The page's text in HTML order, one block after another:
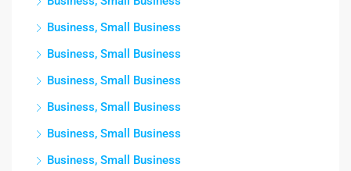
Business, Small Business
Business, Small Business
Business, Small Business
Business, Small Business
Business, Small Business
Business, Small Business